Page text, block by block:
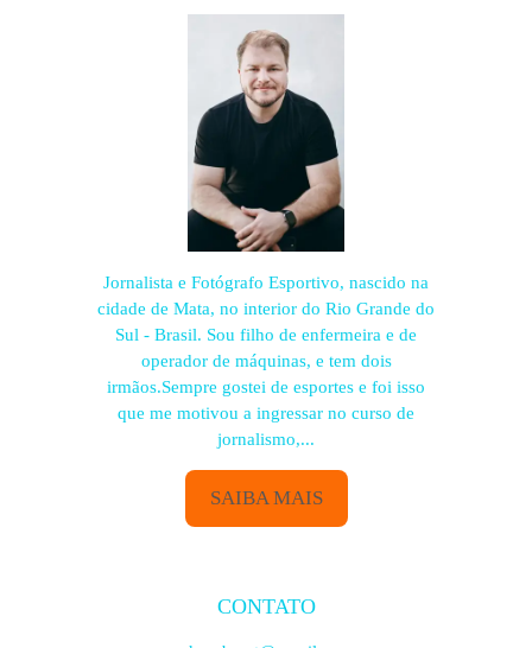
Jornalista e Fotógrafo Esportivo, nascido na
cidade de Mata, no interior do Rio Grande do
Sul - Brasil. Sou filho de enfermeira e de
operador de máquinas, e tem dois
irmãos.Sempre gostei de esportes e foi isso
que me motivou a ingressar no curso de
jornalismo,...
SAIBA MAIS
CONTATO